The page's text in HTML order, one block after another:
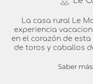
La casa rural Le
experiencia
en el corazón de
de toros y caballos
Saber más